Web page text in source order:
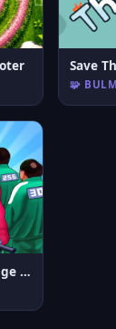
Save
🧩
Squid Game Challenge 3D